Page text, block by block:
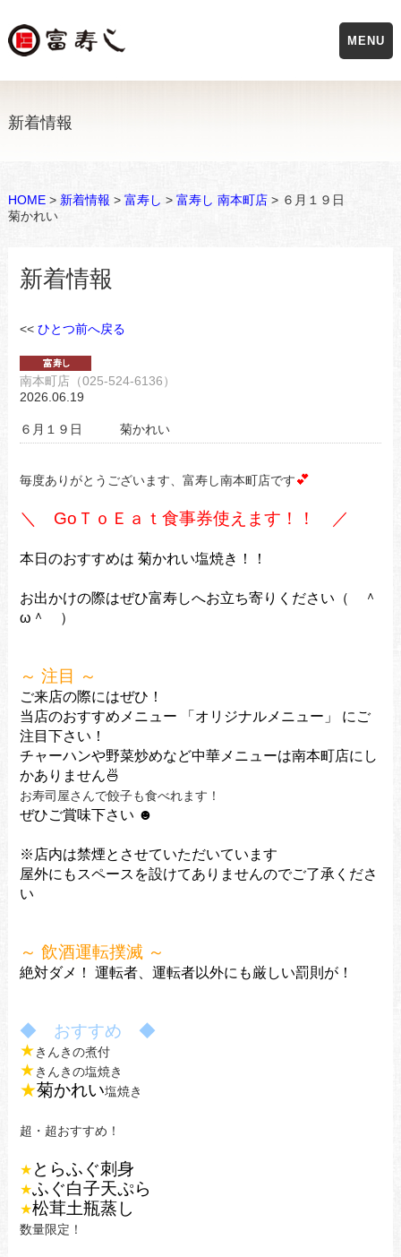
新着情報
HOME> 新着情報 > 富寿し > 富寿し 南本町店> ６月１９日
菊かれい
新着情報
<< ひとつ前へ戻る
南本町店（025-524-6136）
2026.06.19
６月１９日 菊かれい
毎度ありがとうございます、富寿し南本町店です💕
＼ GoＴｏＥａｔ食事券使えます！！ ／
本日のおすすめは 菊かれい塩焼き！！
お出かけの際はぜひ富寿しへお立ち寄りください（ ＾
ω＾ ）
～ 注目 ～
ご来店の際にはぜひ！
当店のおすすめメニュー 「オリジナルメニュー」 にご
注目下さい！
チャーハンや野菜炒めなど中華メニューは南本町店にし
かありません🍜
お寿司屋さんで餃子も食べれます！
ぜひご賞味下さい ☻
※店内は禁煙とさせていただいています
屋外にもスペースを設けてありませんのでご了承くださ
い
～ 飲酒運転撲滅 ～
絶対ダメ！ 運転者、運転者以外にも厳しい罰則が！
◆ おすすめ ◆
★きんきの煮付
★きんきの塩焼き
★菊かれい塩焼き
超・超おすすめ！
★ とらふぐ刺身
★ふぐ白子天ぷら
★松茸土瓶蒸し
数量限定！
MENU